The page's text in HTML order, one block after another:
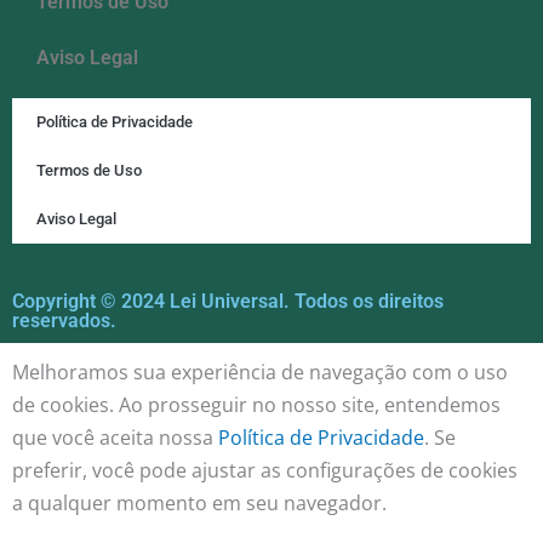
Aviso Legal
Política de Privacidade
Termos de Uso
Aviso Legal
Copyright © 2024 Lei Universal. Todos os direitos
reservados.
Melhoramos sua experiência de navegação com o uso
de cookies. Ao prosseguir no nosso site, entendemos
que você aceita nossa Política de Privacidade. Se
preferir, você pode ajustar as configurações de cookies
a qualquer momento em seu navegador.